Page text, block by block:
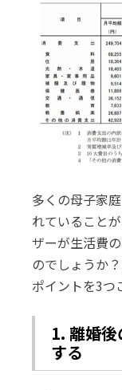
多くの母子家
れていること
ザーが生活費
のでしょうか
ポイントを3つ
1. 離婚
する